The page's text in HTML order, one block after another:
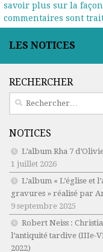
savoir plus sur la
commentaires sont
LES NOTICES
RECHERCHER
Rechercher :
NOTICES
L’album Rha 7
1 juillet 2026
L’album « L’église et
gravures » réalisé par
9 septembre 2025
Robert Neiss :
l’antiquité tardive (IIIe-
2022)